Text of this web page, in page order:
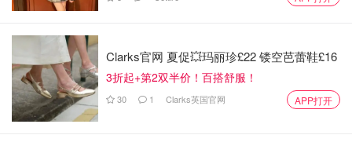
个人装备
驱虫剂：驱虫剂种类多样、成分各异，所以要确保选择适合
您的那一款。
防晒霜：尤其是在阳光强度较强的高海拔地区，和因反射阳
光强度翻倍的水域中，防晒霜至关重要。
Clarks官网 夏促💥玛丽珍£22 镂空芭蕾鞋£16
3折起+第2双半价！百搭舒服！
30 1 Clarks英国官网 APP打开